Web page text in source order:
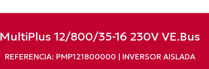
MultiPlus 12/800/35-16 230V VE.Bus
REFERENCIA: PMP121800000 | INVERSOR AISLADA